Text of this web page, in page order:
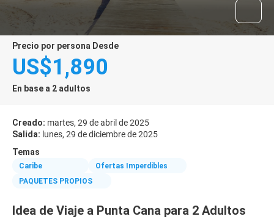
precio por persona Desde
US$1,890
En base a 2 adultos
Creado: martes, 29 de abril de 2025
Salida: lunes, 29 de diciembre de 2025
Temas
Caribe
Ofertas Imperdibles
PAQUETES PROPIOS
Idea de Viaje a Punta Cana para 2 Adultos